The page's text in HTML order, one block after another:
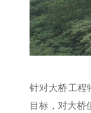
针对大桥工程
目标，对大桥